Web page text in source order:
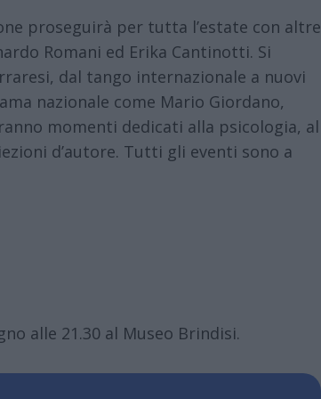
proseguirà per tutta l’estate con altre
Romani ed Erika Cantinotti. Si
dal tango internazionale a nuovi
nazionale come Mario Giordano,
momenti dedicati alla psicologia, al
d’autore. Tutti gli eventi sono a
alle 21.30 al Museo Brindisi.